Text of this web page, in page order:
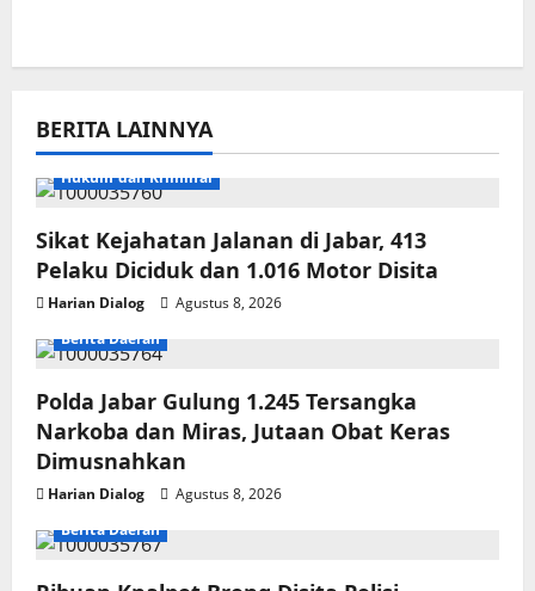
BERITA LAINNYA
Hukum dan Kriminal
Sikat Kejahatan Jalanan di Jabar, 413
Pelaku Diciduk dan 1.016 Motor Disita
Harian Dialog
Agustus 8, 2026
Berita Daerah
Polda Jabar Gulung 1.245 Tersangka
Narkoba dan Miras, Jutaan Obat Keras
Dimusnahkan
Harian Dialog
Agustus 8, 2026
Berita Daerah